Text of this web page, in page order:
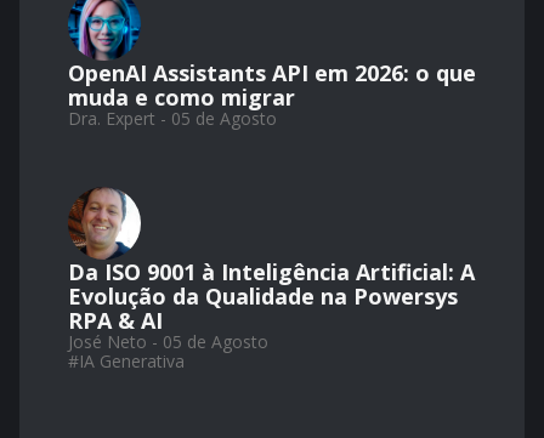
OpenAI Assistants API em 2026: o que
muda e como migrar
Dra. Expert - 05 de Agosto
Da ISO 9001 à Inteligência Artificial: A
Evolução da Qualidade na Powersys
RPA & AI
José Neto - 05 de Agosto
#IA Generativa